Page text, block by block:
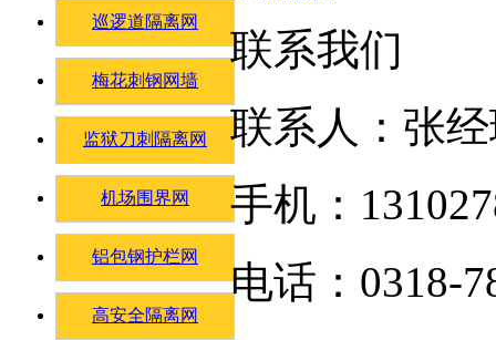
巡逻道隔离网
梅花刺钢网墙
监狱刀刺隔离网
机场围界网
铝包钢护栏网
高安全隔离网
联系我们
联系人：张
手机：
电话：0318-